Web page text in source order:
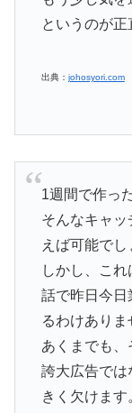
というのが正
出典： johosyori.com
1週間で作っ
そんなキャ
えば可能でし
しかし、こ
話で昨日今日
るわけありま
あくまでも
誇大広告では
きく欠けます